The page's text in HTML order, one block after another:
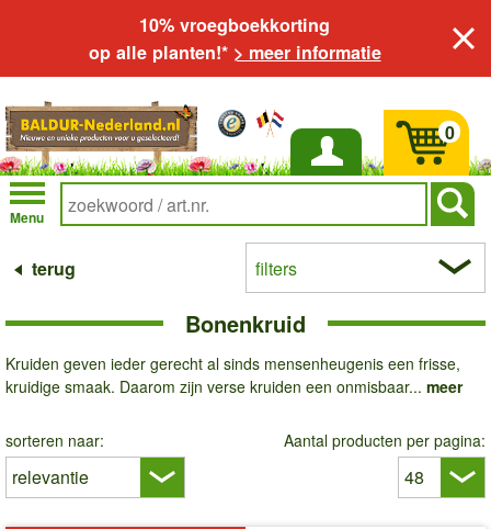
10% vroegboekkorting
op alle planten!* > meer informatie
Inloggen
Menu
0
terug filters
Bonenkruid
Kruiden geven ieder gerecht al sinds mensenheugenis een frisse,
kruidige smaak. Daarom zijn verse kruiden een onmisbaar... meer
sorteren naar: Aantal producten per pagina: